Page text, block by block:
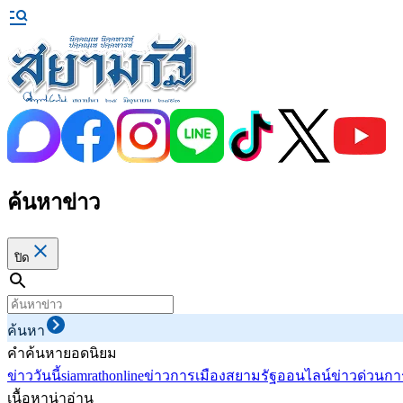
ค้นหาข่าว
ปิด
ค้นหา
คำค้นหายอดนิยม
ข่าววันนี้siamrathonlineข่าวการเมืองสยามรัฐออนไลน์ข่าวด่วนก
เนื้อหาน่าอ่าน